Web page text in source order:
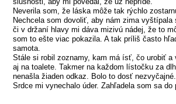
Neverila som, že láska môže tak rýchlo
Nechcela som dovoliť, aby nám zima
či v držaní hlavy mi dáva mizivú nádej, že to
som to ešte viac pokazila. A tak príliš často
samota.
Stále si robil zoznamy, kam má ísť, čo urobiť
aj na toalete. Takmer na každom lístočku za
nenašla žiaden odkaz. Bolo to dosť
Srdce mi vynechalo úder. Zahľadela som sa